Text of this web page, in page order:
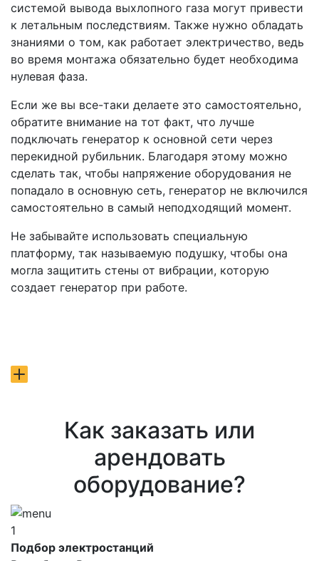
системой вывода выхлопного газа могут привести
к летальным последствиям. Также нужно обладать
знаниями о том, как работает электричество, ведь
во время монтажа обязательно будет необходима
нулевая фаза.
Если же вы все-таки делаете это самостоятельно,
обратите внимание на тот факт, что лучше
подключать генератор к основной сети через
перекидной рубильник. Благодаря этому можно
сделать так, чтобы напряжение оборудования не
попадало в основную сеть, генератор не включился
самостоятельно в самый неподходящий момент.
Не забывайте использовать специальную
платформу, так называемую подушку, чтобы она
могла защитить стены от вибрации, которую
создает генератор при работе.
Как заказать или
арендовать
оборудование?
1
Подбор электростанций